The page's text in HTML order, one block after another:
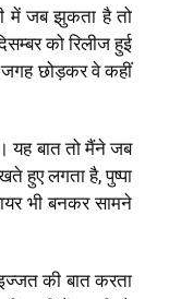
में जब झुकता है तो
को रिलीज हुई
जगह छोड़कर वे कहीं
यह बात तो मैंने जब
हुए लगता है, पुष्पा
भी बनकर सामने
की बात करता